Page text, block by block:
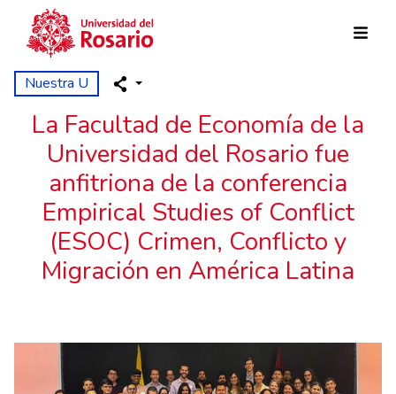
Pasar al contenido principal
Nuestra U
La Facultad de Economía de la
Universidad del Rosario fue
anfitriona de la conferencia
Empirical Studies of Conflict
(ESOC) Crimen, Conflicto y
Migración en América Latina